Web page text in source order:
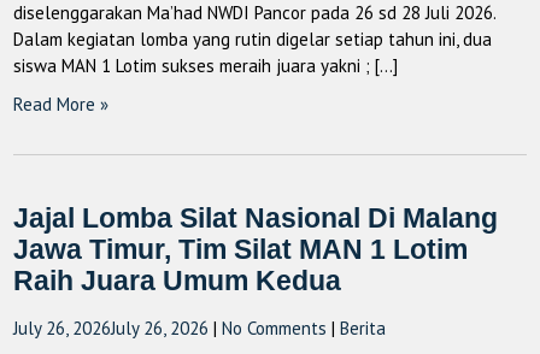
diselenggarakan Ma’had NWDI Pancor pada 26 sd 28 Juli 2026.
Dalam kegiatan lomba yang rutin digelar setiap tahun ini, dua
siswa MAN 1 Lotim sukses meraih juara yakni ; […]
Read More »
Jajal Lomba Silat Nasional Di Malang
Jawa Timur, Tim Silat MAN 1 Lotim
Raih Juara Umum Kedua
July 26, 2026July 26, 2026 |No Comments |Berita